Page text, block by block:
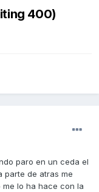
400)
paro en un ceda el
parte de atras me
lo ha hace con la